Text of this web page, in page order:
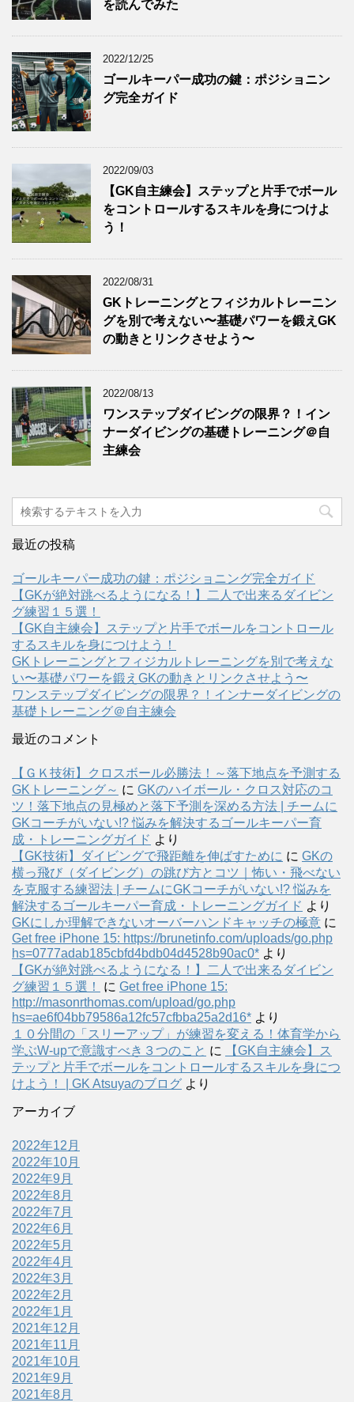
を読んでみた
2022/12/25
ゴールキーパー成功の鍵：ポジショニン
グ完全ガイド
2022/09/03
【GK自主練会】ステップと片手でボール
をコントロールするスキルを身につけよ
う！
2022/08/31
GKトレーニングとフィジカルトレーニン
グを別で考えない〜基礎パワーを鍛えGK
の動きとリンクさせよう〜
2022/08/13
ワンステップダイビングの限界？！イン
ナーダイビングの基礎トレーニング＠自
主練会
最近の投稿
ゴールキーパー成功の鍵：ポジショニング完全ガイド
【GKが絶対跳べるようになる！】二人で出来るダイビン
グ練習１５選！
【GK自主練会】ステップと片手でボールをコントロール
するスキルを身につけよう！
GKトレーニングとフィジカルトレーニングを別で考えな
い〜基礎パワーを鍛えGKの動きとリンクさせよう〜
ワンステップダイビングの限界？！インナーダイビングの
基礎トレーニング＠自主練会
最近のコメント
【ＧＫ技術】クロスボール必勝法！～落下地点を予測する
GKトレーニング～ に GKのハイボール・クロス対応のコ
ツ！落下地点の見極めと落下予測を深める方法 | チームに
GKコーチがいない!? 悩みを解決するゴールキーパー育
成・トレーニングガイド より
【GK技術】ダイビングで飛距離を伸ばすために に GKの
横っ飛び（ダイビング）の跳び方とコツ｜怖い・飛べない
を克服する練習法 | チームにGKコーチがいない!? 悩みを
解決するゴールキーパー育成・トレーニングガイド より
GKにしか理解できないオーバーハンドキャッチの極意 に
Get free iPhone 15: https://brunetinfo.com/uploads/go.php
hs=0777adab185cbfd4bdb04d4528b90ac0* より
【GKが絶対跳べるようになる！】二人で出来るダイビン
グ練習１５選！
に Get free iPhone 15:
http://masonrthomas.com/upload/go.php
hs=ae6f04bb79586a12fc57cfbba25a2d16* より
１０分間の「スリーアップ」が練習を変える！体育学から
学ぶW-upで意識すべき３つのこと に
【GK自主練会】ス
テップと片手でボールをコントロールするスキルを身につ
けよう！ | GK Atsuyaのブログ より
アーカイブ
2022年12月
2022年10月
2022年9月
2022年8月
2022年7月
2022年6月
2022年5月
2022年4月
2022年3月
2022年2月
2022年1月
2021年12月
2021年11月
2021年10月
2021年9月
2021年8月